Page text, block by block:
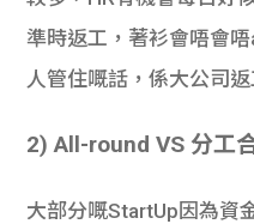
準時返工，著衫會唔會
人管住嘅話，係大公司
2) All-round VS 分工
大部分嘅StartUp因為資